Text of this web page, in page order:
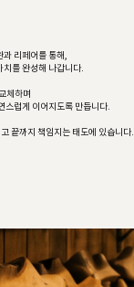
과 리페어를 통해,
치를 완성해 나갑니다.
체하며
스럽게 이어지도록 만듭니다.
끝까지 책임지는 태도에 있습니다.